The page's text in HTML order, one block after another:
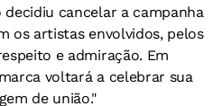
decidiu cancelar a campanha
os artistas envolvidos, pelos
e admiração. Em
voltará a celebrar sua
de união."